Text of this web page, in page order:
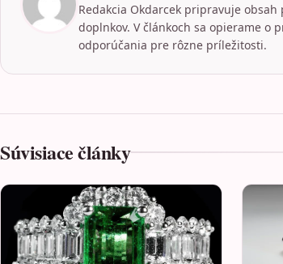
Redakcia Okdarcek pripravuje
doplnkov. V článkoch sa opierame o
odporúčania pre rôzne príležitosti.
Súvisiace články